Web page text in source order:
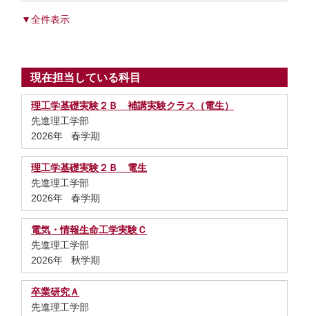
▼全件表示
現在担当している科目
理工学基礎実験２Ｂ 補講実験クラス（電生）
先進理工学部
2026年 春学期
理工学基礎実験２Ｂ 電生
先進理工学部
2026年 春学期
電気・情報生命工学実験Ｃ
先進理工学部
2026年 秋学期
卒業研究Ａ
先進理工学部